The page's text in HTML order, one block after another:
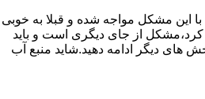
این مشکل مواجه شده و قبلا به خوبی
کرد،مشکل از جای دیگری است و باید
های دیگر ادامه دهید.شاید منبع آب